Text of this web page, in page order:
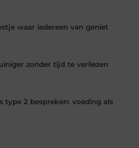
waar iedereen van geniet
zonder tijd te verliezen
type 2 bespreken: voeding als